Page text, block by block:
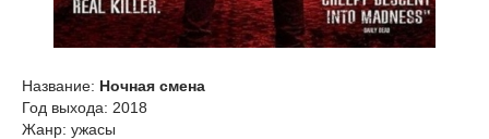
Название: Ночная смена
Год выхода: 2018
Жанр: ужасы